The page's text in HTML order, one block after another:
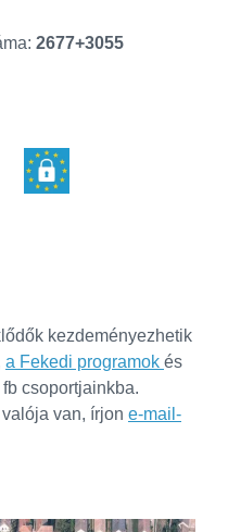
2677+3055
kezdeményezhetik
a Fekedi programok és
fb csoportjainkba.
van, írjon e-mail-